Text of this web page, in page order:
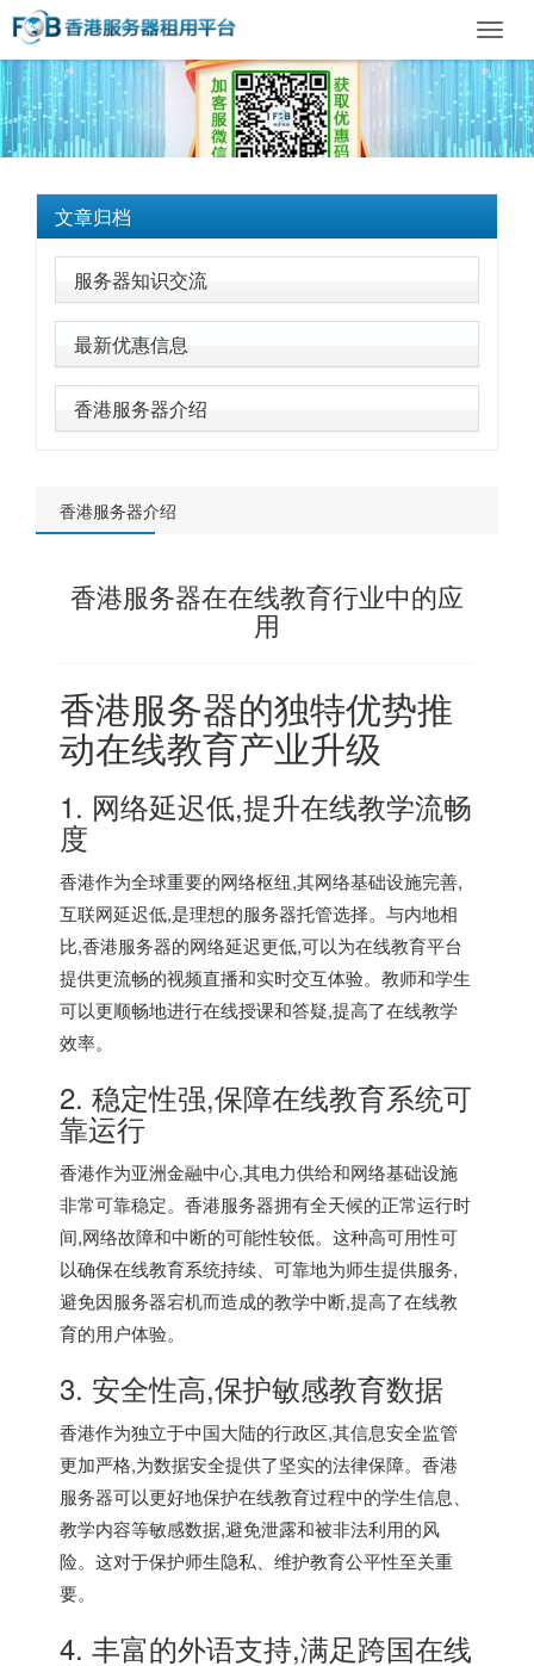
文章归档
服务器知识交流
最新优惠信息
香港服务器介绍
香港服务器介绍
香港服务器在在线教育行业中的应
用
香港服务器的独特优势推
动在线教育产业升级
1. 网络延迟低,提升在线教学流畅
度
香港作为全球重要的网络枢纽,其网络基础设施完善,
互联网延迟低,是理想的服务器托管选择。与内地相
比,香港服务器的网络延迟更低,可以为在线教育平台
提供更流畅的视频直播和实时交互体验。教师和学生
可以更顺畅地进行在线授课和答疑,提高了在线教学
效率。
2. 稳定性强,保障在线教育系统可
靠运行
香港作为亚洲金融中心,其电力供给和网络基础设施
非常可靠稳定。 香港服务器拥有全天候的正常运行时
间,网络故障和中断的可能性较低。这种高可用性可
以确保在线教育系统持续、可靠地为师生提供服务,
避免因服务器宕机而造成的教学中断,提高了在线教
育的用户体验。
3. 安全性高,保护敏感教育数据
香港作为独立于中国大陆的行政区,其信息安全监管
更加严格,为数据安全提供了坚实的法律保障。香港
服务器可以更好地保护在线教育过程中的学生信息、
教学内容等敏感数据,避免泄露和被非法利用的风
险。这对于保护师生隐私、维护教育公平性至关重
要。
4. 丰富的外语支持,满足跨国在线